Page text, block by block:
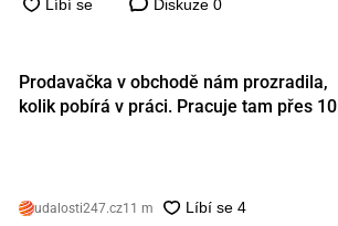
Diskuze 0
Prodavačka v obchodě nám prozradila,
kolik pobírá v práci. Pracuje tam přes 10
udalosti247.cz11 m